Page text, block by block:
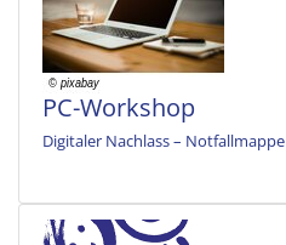
PC-Workshop
Digitaler Nachlass – Notfallmappe